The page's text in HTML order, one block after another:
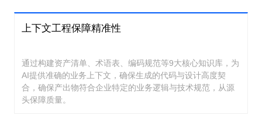
上下文工程保障精准性
通过构建资产清单、术语表、编码规范等9大核心知识库，为
AI提供准确的业务上下文，确保生成的代码与设计高度契
合，确保产出物符合企业特定的业务逻辑与技术规范，从源
头保障质量。